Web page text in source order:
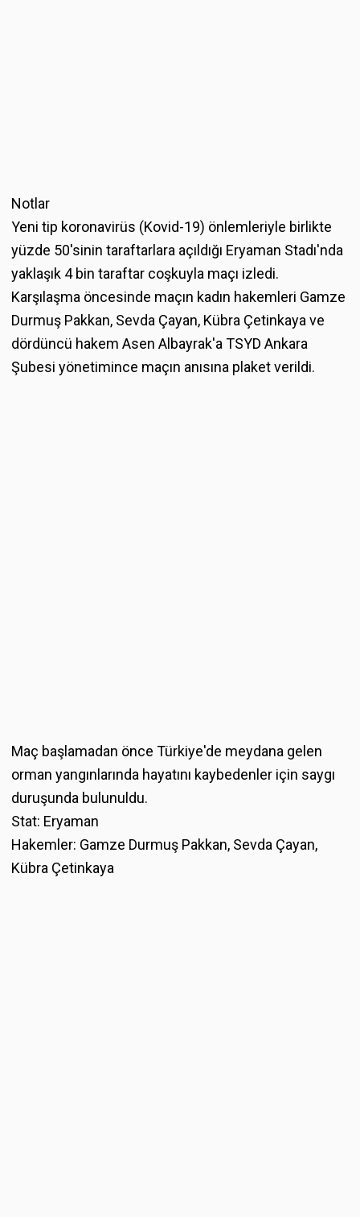
Notlar
Yeni tip koronavirüs (Kovid-19) önlemleriyle birlikte
yüzde 50'sinin taraftarlara açıldığı Eryaman Stadı'nda
yaklaşık 4 bin taraftar coşkuyla maçı izledi.
Karşılaşma öncesinde maçın kadın hakemleri Gamze
Durmuş Pakkan, Sevda Çayan, Kübra Çetinkaya ve
dördüncü hakem Asen Albayrak'a TSYD Ankara
Şubesi yönetimince maçın anısına plaket verildi.
Maç başlamadan önce Türkiye'de meydana gelen
orman yangınlarında hayatını kaybedenler için saygı
duruşunda bulunuldu.
Stat: Eryaman
Hakemler: Gamze Durmuş Pakkan, Sevda Çayan,
Kübra Çetinkaya